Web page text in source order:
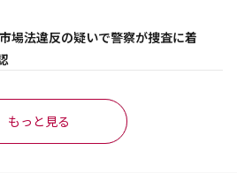
場法違反の疑いで警察が捜査に着
もっと見る